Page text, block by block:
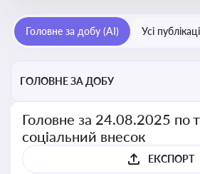
Головне за добу (AI) Усі
ГОЛОВНЕ ЗА ДОБУ
Головне за 24.08.2025 по
соціальний внесок
ЕКСПОРТ